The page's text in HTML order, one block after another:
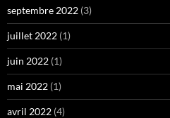
septembre 2022 (3)
juillet 2022 (1)
juin 2022 (1)
mai 2022 (1)
avril 2022 (4)